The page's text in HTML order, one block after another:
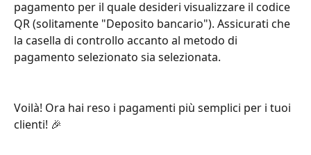
pagamento per il quale desideri visualizzare il codice
QR (solitamente "Deposito bancario"). Assicurati che
la casella di controllo accanto al metodo di
pagamento selezionato sia selezionata.
Voilà! Ora hai reso i pagamenti più semplici per i tuoi
clienti! 🎉